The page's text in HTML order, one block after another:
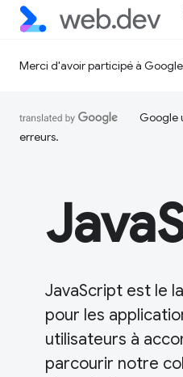
Merci d'avoir participé à
Google
erreurs.
JavaScript est le
pour les
utilisateurs à
parcourir notre